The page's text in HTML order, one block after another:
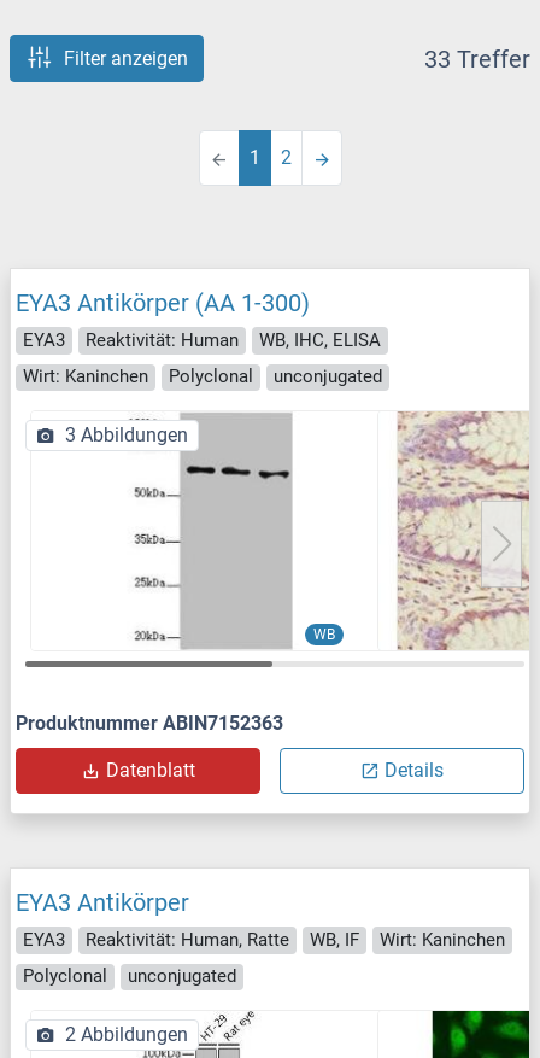
Filter anzeigen 33 Treffer
1 2
EYA3 Antikörper (AA 1-300)
EYA3 Reaktivität: Human
WB, IHC, ELISA
Wirt: Kaninchen
Polyclonal unconjugated
WB
3 Abbildungen
Produktnummer ABIN7152363
Datenblatt Details
EYA3 Antikörper
EYA3 Reaktivität: Human, Ratte WB, IF
Wirt: Kaninchen
Polyclonal
unconjugated
2 Abbildungen